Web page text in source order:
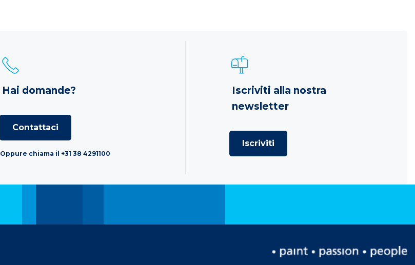
Hai domande?
Contattaci
Oppure chiama il +31 38 4291100
Iscriviti alla nostra
newsletter
Iscriviti